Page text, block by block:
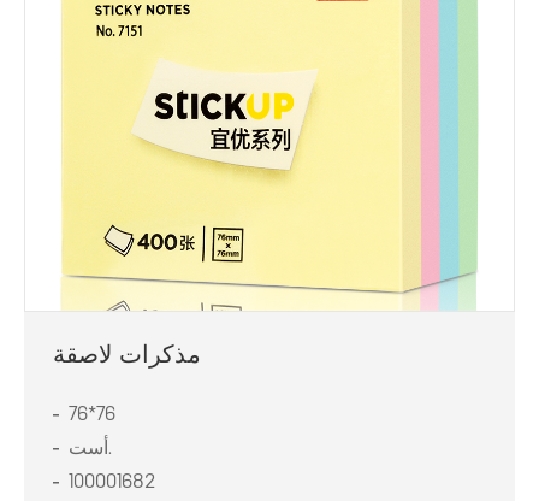
مذكرات لاصقة
76*76
أست.
100001682